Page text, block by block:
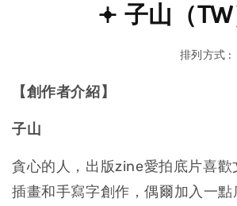
𖥔 子山（TW
排列方式 :
【創作者介紹】
子山
貪心的人，出版zine愛拍底片喜歡
插畫和手寫字創作，偶爾加入一點